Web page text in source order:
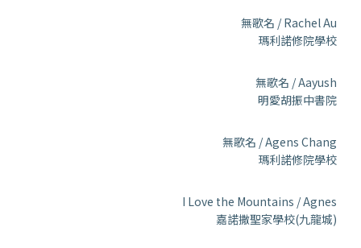
無歌名 / Rachel Au
瑪利諾修院學校
無歌名 / Aayush
明愛胡振中書院
無歌名 / Agens Chang
瑪利諾修院學校
I Love the Mountains / Agnes
嘉諾撒聖家學校(九龍城)